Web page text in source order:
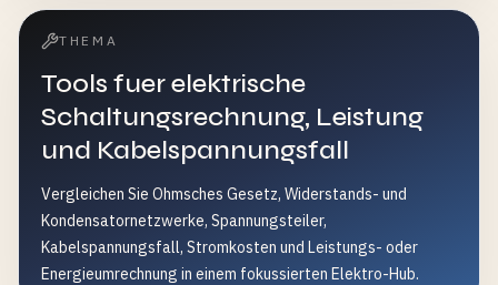
THEMA
Tools fuer elektrische
Schaltungsrechnung, Leistung
und Kabelspannungsfall
Vergleichen Sie Ohmsches Gesetz, Widerstands- und
Kondensatornetzwerke, Spannungsteiler,
Kabelspannungsfall, Stromkosten und Leistungs- oder
Energieumrechnung in einem fokussierten Elektro-Hub.